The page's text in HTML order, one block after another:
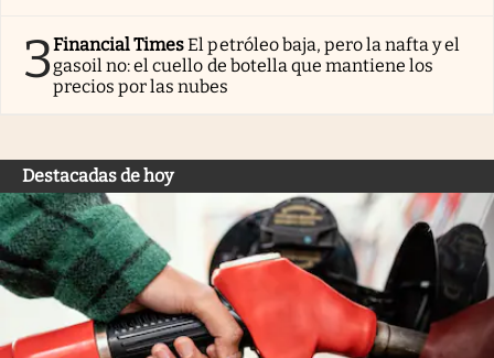
3Financial TimesEl petróleo baja, pero la nafta y el
gasoil no: el cuello de botella que mantiene los
precios por las nubes
Destacadas de hoy